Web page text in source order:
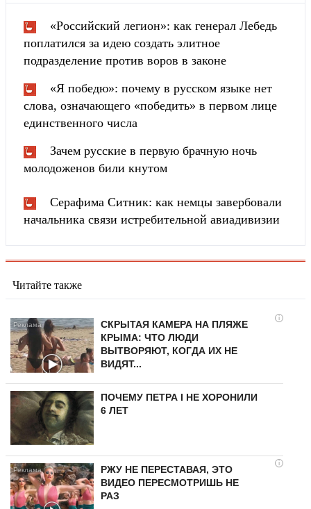
«Российский легион»: как генерал Лебедь
поплатился за идею создать элитное
подразделение против воров в законе
«Я победю»: почему в русском языке нет
слова, означающего «победить» в первом лице
единственного числа
Зачем русские в первую брачную ночь
молодоженов били кнутом
Серафима Ситник: как немцы завербовали
начальника связи истребительной авиадивизии
Читайте также
i
СКРЫТАЯ КАМЕРА НА ПЛЯЖЕ
КРЫМА: ЧТО ЛЮДИ
ВЫТВОРЯЮТ, КОГДА ИХ НЕ
ВИДЯТ...
ПОЧЕМУ ПЕТРА I НЕ ХОРОНИЛИ
6 ЛЕТ
i
РЖУ НЕ ПЕРЕСТАВАЯ, ЭТО
ВИДЕО ПЕРЕСМОТРИШЬ НЕ
РАЗ